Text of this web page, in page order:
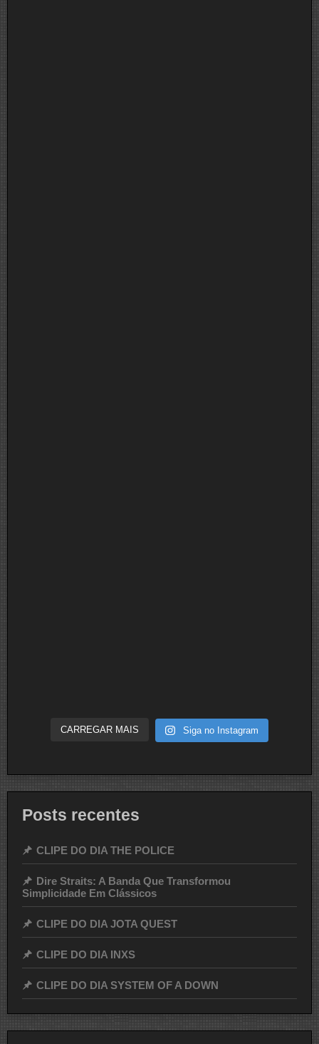
CARREGAR MAIS Siga no Instagram
Posts recentes
CLIPE DO DIA THE POLICE
Dire Straits: A Banda Que Transformou
Simplicidade Em Clássicos
CLIPE DO DIA JOTA QUEST
CLIPE DO DIA INXS
CLIPE DO DIA SYSTEM OF A DOWN